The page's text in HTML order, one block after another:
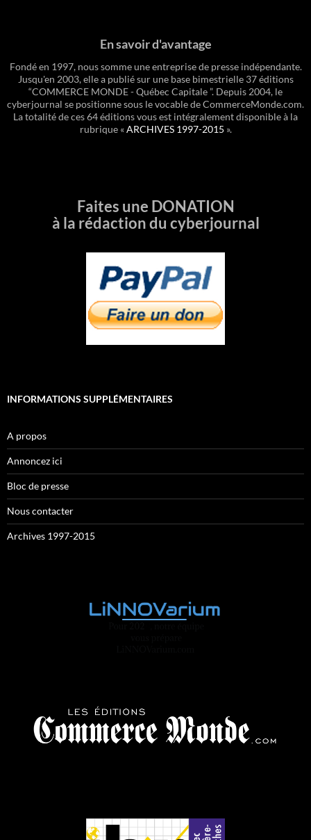
En savoir d'avantage
Fondé en 1997, nous somme une entreprise de presse indépendante.
Jusqu'en 2003, elle a publié sur une base bimestrielle 37 éditions
“COMMERCE MONDE - Québec Capitale ”. Depuis 2004, le
cyberjournal se positionne sous le vocable de CommerceMonde.com.
La totalité de ces 64 éditions vous est intégralement disponible à la
rubrique «ARCHIVES 1997-2015 ».
Faites une DONATION
à la rédaction du cyberjournal
INFORMATIONS SUPPLÉMENTAIRES
A propos
Annoncez ici
Bloc de presse
Nous contacter
Archives 1997-2015